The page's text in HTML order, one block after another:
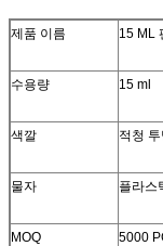
제품 이름 15 ML
수용량 15 ml
색깔 적청
물자 플라스
MOQ 5000